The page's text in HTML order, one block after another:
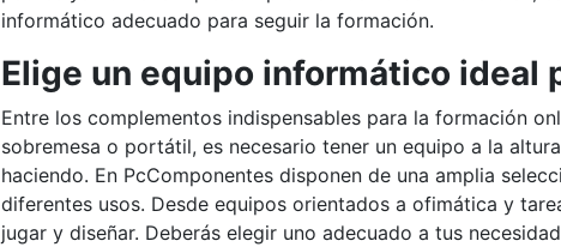
informático adecuado para seguir la formación.
Elige un equipo informático ideal
Entre los complementos indispensables para la formación
sobremesa o portátil, es necesario tener un equipo a la
haciendo. En PcComponentes disponen de una amplia
diferentes usos. Desde equipos orientados a ofimática y
jugar y diseñar. Deberás elegir uno adecuado a tus